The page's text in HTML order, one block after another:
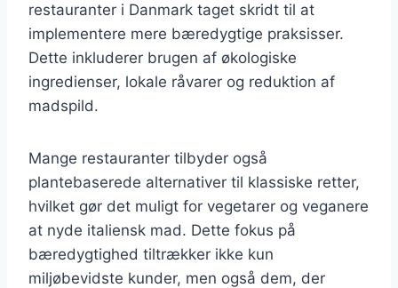
restauranter i Danmark taget skridt til at
implementere mere bæredygtige praksisser.
Dette inkluderer brugen af økologiske
ingredienser, lokale råvarer og reduktion af
madspild.
Mange restauranter tilbyder også
plantebaserede alternativer til klassiske retter,
hvilket gør det muligt for vegetarer og veganere
at nyde italiensk mad. Dette fokus på
bæredygtighed tiltrækker ikke kun
miljøbevidste kunder, men også dem, der